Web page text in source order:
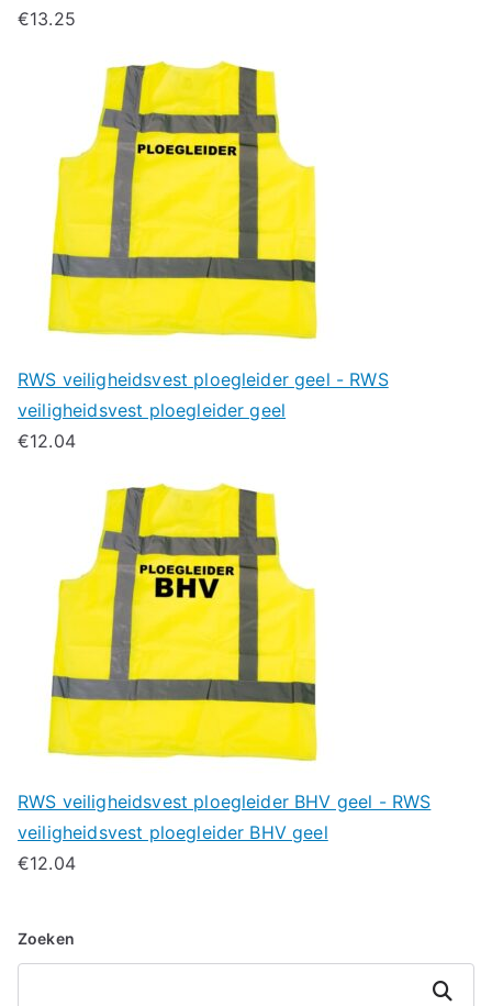
€13.25
RWS veiligheidsvest ploegleider geel - RWS
veiligheidsvest ploegleider geel
€12.04
RWS veiligheidsvest ploegleider BHV geel - RWS
veiligheidsvest ploegleider BHV geel
€12.04
Zoeken
Zoeken